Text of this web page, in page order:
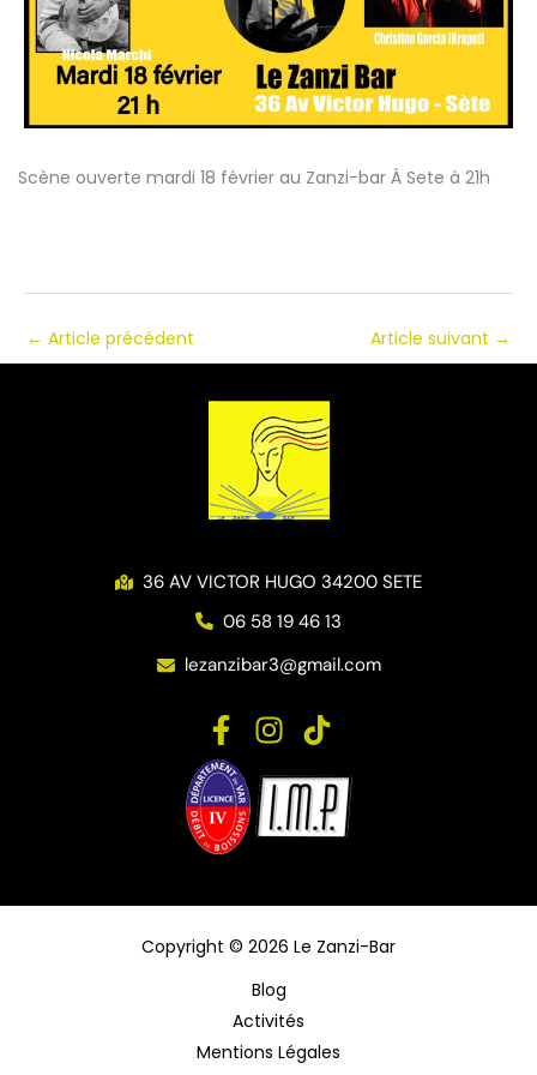
Scène ouverte mardi 18 février au Zanzi-bar À Sete à 21h
← Article précédent Article suivant →
36 AV VICTOR HUGO 34200 SETE
06 58 19 46 13
lezanzibar3@gmail.com
Copyright © 2026 Le Zanzi-Bar
Blog
Activités
Mentions Légales